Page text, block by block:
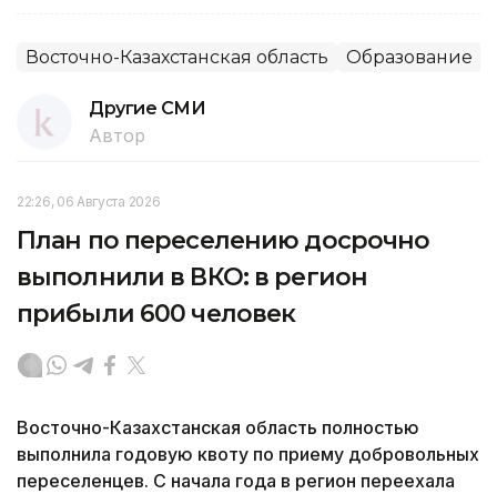
Восточно-Казахстанская область Образование
Другие СМИ
Автор
22:26, 06 Августа 2026
План по переселению досрочно
выполнили в ВКО: в регион
прибыли 600 человек
Восточно-Казахстанская область полностью
выполнила годовую квоту по приему добровольных
переселенцев. С начала года в регион переехала